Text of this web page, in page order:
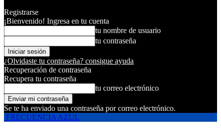
Registrarse
¡Bienvenido! Ingresa en tu cuenta
tu nombre de usuario
tu contraseña
¿Olvidaste tu contraseña? consigue ayuda
Recuperación de contraseña
Recupera tu contraseña
tu correo electrónico
Se te ha enviado una contraseña por correo electrónico.
FRECUENCIA AZUL